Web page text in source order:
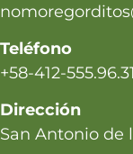
Teléfono
+58-412-555.96.31
Dirección
San Antonio de